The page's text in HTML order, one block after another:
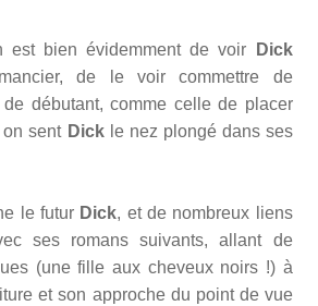
est bien évidemment de voir
Dick
de le voir commettre de
débutant, comme celle de placer
on sent Dickle nez plongé dans ses
le futur Dick, et de nombreux liens
ses romans suivants, allant de
(une fille aux cheveux noirs !) à
et son approche du point de vue